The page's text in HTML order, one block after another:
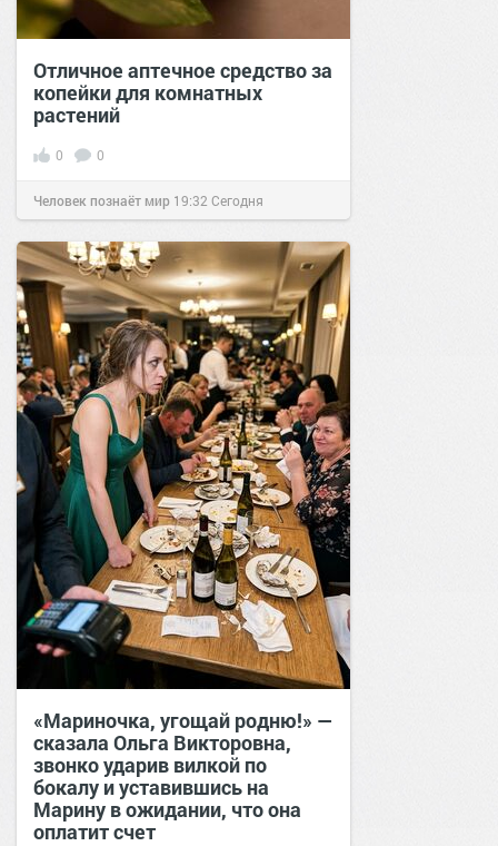
Отличное аптечное средство за
копейки для комнатных
растений
0 0
Человек познаёт мир 19:32 Сегодня
«Мариночка, угощай родню!» —
сказала Ольга Викторовна,
звонко ударив вилкой по
бокалу и уставившись на
Марину в ожидании, что она
оплатит счет